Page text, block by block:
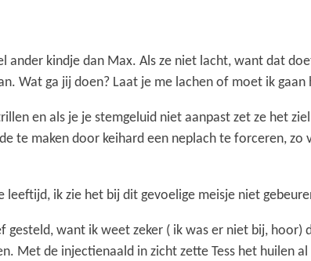
ander kindje dan Max. Als ze niet lacht, want dat
Wat ga jij doen? Laat je me lachen of moet ik gaan
en als je je stemgeluid niet aanpast zet ze het
te maken door keihard een neplach te forceren, zo
ik zie het bij dit gevoelige meisje niet
want ik weet zeker ( ik was er niet bij, hoor)
Met de injectienaald in zicht zette Tess het huilen